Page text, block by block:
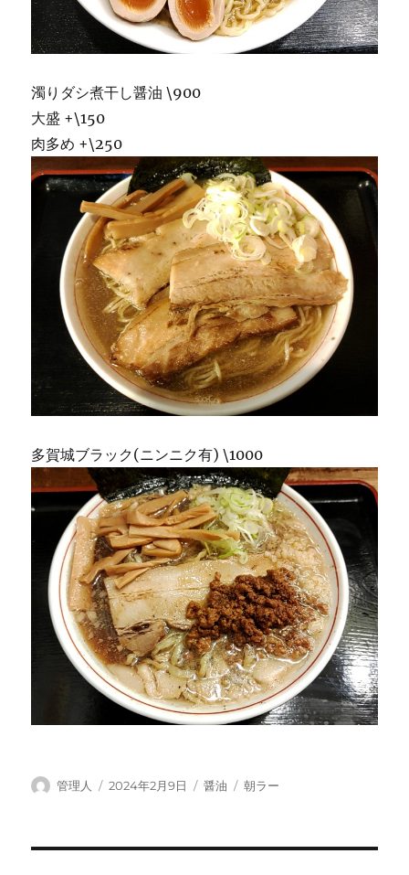
濁りダシ煮干し醤油 \900
大盛 +\150
肉多め +\250
多賀城ブラック(ニンニク有) \1000
投
管理人
投
2024年2月9日
カ
醤油
タ
朝ラー